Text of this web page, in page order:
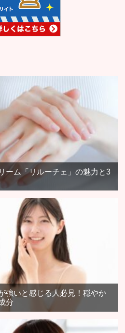
ーム「リルーチェ」の魅力と3
強いと感じる人必見！穏やか
分